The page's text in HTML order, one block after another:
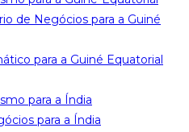
de Negócios para a Guiné
para a Guiné Equatorial
para a Índia
para a Índia